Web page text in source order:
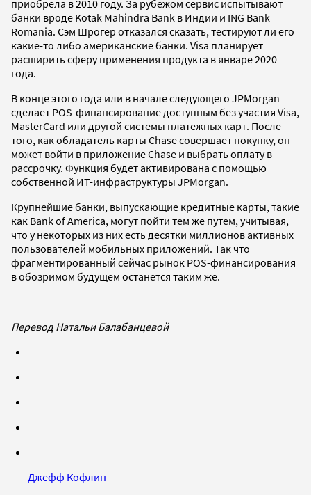
приобрела в 2010 году. За рубежом сервис испытывают
банки вроде Kotak Mahindra Bank в Индии и ING Bank
Romania. Сэм Шрогер отказался сказать, тестируют ли его
какие-то либо американские банки. Visa планирует
расширить сферу применения продукта в январе 2020
года.
В конце этого года или в начале следующего JPMorgan
сделает POS-финансирование доступным без участия Visa,
MasterCard или другой системы платежных карт. После
того, как обладатель карты Chase совершает покупку, он
может войти в приложение Chase и выбрать оплату в
рассрочку. Функция будет активирована с помощью
собственной ИТ-инфраструктуры JPMorgan.
Крупнейшие банки, выпускающие кредитные карты, такие
как Bank of America, могут пойти тем же путем, учитывая,
что у некоторых из них есть десятки миллионов активных
пользователей мобильных приложений. Так что
фрагментированный сейчас рынок POS-финансирования
в обозримом будущем останется таким же.
Перевод Натальи Балабанцевой
Джефф Кофлин